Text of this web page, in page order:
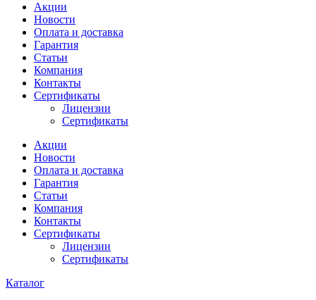
Акции
Новости
Оплата и доставка
Гарантия
Статьи
Компания
Контакты
Сертификаты
Лицензии
Сертификаты
Акции
Новости
Оплата и доставка
Гарантия
Статьи
Компания
Контакты
Сертификаты
Лицензии
Сертификаты
Каталог